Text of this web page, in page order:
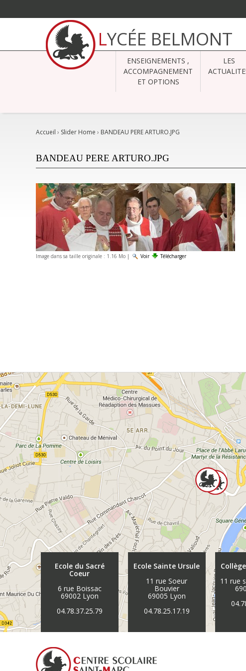
contenu.
Aller
LYCÉE BELMONT
ENSEIGNEMENTS ,
ACCOMPAGNEMENT
ET OPTIONS
LES
Accueil › Slider Home › BANDEAU PERE ARTURO.JPG
BANDEAU PERE ARTURO.JPG
Image dans sa taille originale : 1.16 Mo | Voir Télécharger
Ecole du Sacré
Coeur
6 rue Boissac
69002 Lyon
04.78.37.25.79
Ecole Sainte Ursule
11 rue Soeur
Bouvier
69005 Lyon
04.78.25.17.19
11 rue